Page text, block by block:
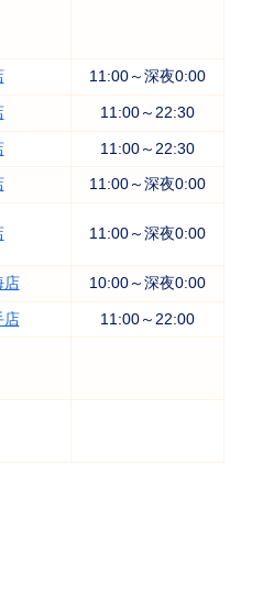
11:00～深夜0:00
11:00～22:30
11:00～22:30
11:00～深夜0:00
11:00～深夜0:00
店 10:00～深夜0:00
店
11:00～22:00